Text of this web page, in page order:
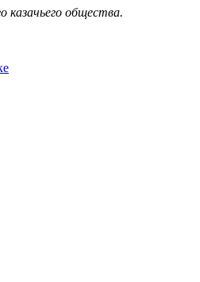
казачьего общества.